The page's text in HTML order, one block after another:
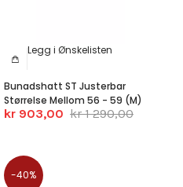
Legg i Ønskelisten
Bunadshatt ST Justerbar
Størrelse Mellom 56 - 59 (M)
kr 903,00 kr 1 290,00
-40%